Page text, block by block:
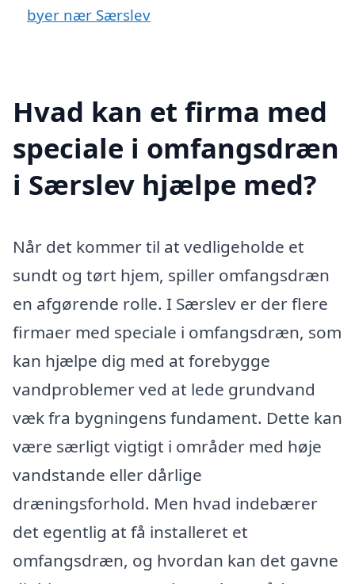
byer nær Særslev
Hvad kan et firma med
speciale i omfangsdræn
i Særslev hjælpe med?
Når det kommer til at vedligeholde et
sundt og tørt hjem, spiller omfangsdræn
en afgørende rolle. I Særslev er der flere
firmaer med speciale i omfangsdræn, som
kan hjælpe dig med at forebygge
vandproblemer ved at lede grundvand
væk fra bygningens fundament. Dette kan
være særligt vigtigt i områder med høje
vandstande eller dårlige
dræningsforhold. Men hvad indebærer
det egentlig at få installeret et
omfangsdræn, og hvordan kan det gavne